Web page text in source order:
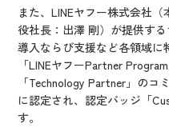
また、LINEヤフー株式会社
役社長：出澤 剛）が提供す
導入ならび支援など各領域に
「LINEヤフーPartner
「Technology Partner」のコ
に認定され、認定バッジ「
す。